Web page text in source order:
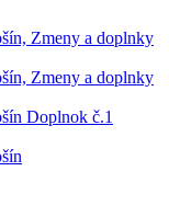
Zmeny a doplnky
Zmeny a doplnky
Doplnok č.1